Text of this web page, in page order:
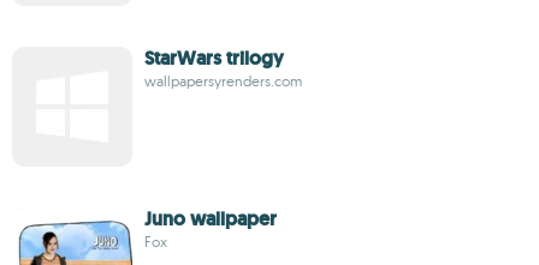
StarWars trilogy
wallpapersyrenders.com
Juno wallpaper
Fox